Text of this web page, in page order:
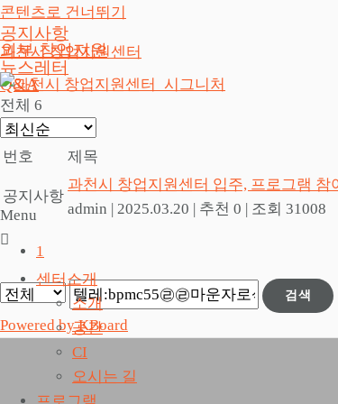
콘텐츠로 건너뛰기
과천시 창업지원센터
Menu
센터소개
소개
공간
CI
오시는 길
프로그램
공지사항
외부 창업지원
뉴스레터
Q&A
전체 6
번호 제목
공지사항
과천시 창업지원센터 입주, 프로그램 참
admin | 2025.03.20 | 추천 0 | 조회 31008
1
검색
Powered by KBoard